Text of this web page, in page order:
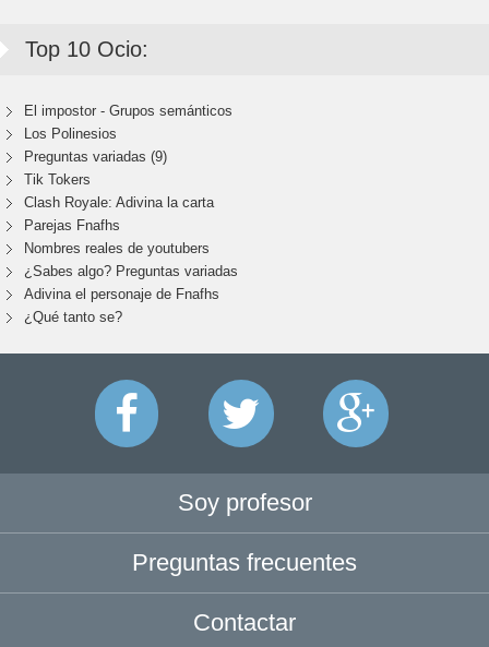
Top 10 Ocio:
El impostor - Grupos semánticos
Los Polinesios
Preguntas variadas (9)
Tik Tokers
Clash Royale: Adivina la carta
Parejas Fnafhs
Nombres reales de youtubers
¿Sabes algo? Preguntas variadas
Adivina el personaje de Fnafhs
¿Qué tanto se?
Soy profesor
Preguntas frecuentes
Contactar